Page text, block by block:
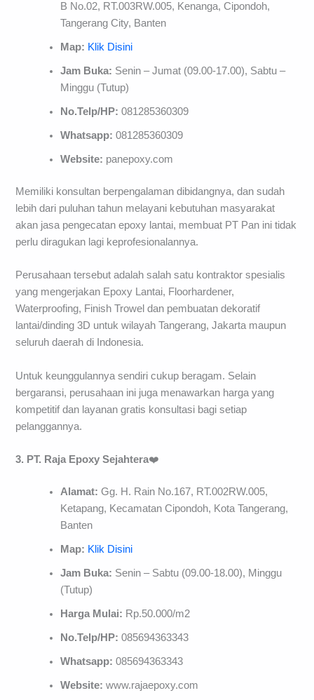
B No.02, RT.003RW.005, Kenanga, Cipondoh,
Tangerang City, Banten
Map: Klik Disini
Jam Buka: Senin – Jumat (09.00-17.00), Sabtu –
Minggu (Tutup)
No.Telp/HP: 081285360309
Whatsapp:081285360309
Website: panepoxy.com
Memiliki konsultan berpengalaman dibidangnya, dan sudah
lebih dari puluhan tahun melayani kebutuhan masyarakat
akan jasa pengecatan epoxy lantai, membuat PT Pan ini tidak
perlu diragukan lagi keprofesionalannya.
Perusahaan tersebut adalah salah satu kontraktor spesialis
yang mengerjakan Epoxy Lantai, Floorhardener,
Waterproofing, Finish Trowel dan pembuatan dekoratif
lantai/dinding 3D untuk wilayah Tangerang, Jakarta maupun
seluruh daerah di Indonesia.
Untuk keunggulannya sendiri cukup beragam. Selain
bergaransi, perusahaan ini juga menawarkan harga yang
kompetitif dan layanan gratis konsultasi bagi setiap
pelanggannya.
3. PT. Raja Epoxy Sejahtera❤️
Alamat: Gg. H. Rain No.167, RT.002RW.005,
Ketapang, Kecamatan Cipondoh, Kota Tangerang,
Banten
Map: Klik Disini
Jam Buka: Senin – Sabtu (09.00-18.00), Minggu
(Tutup)
Harga Mulai: Rp.50.000/m2
No.Telp/HP: 085694363343
Whatsapp:085694363343
Website:www.rajaepoxy.com